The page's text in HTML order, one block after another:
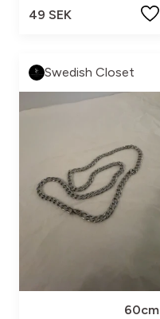
49 SEK
Swedish Closet
60cm